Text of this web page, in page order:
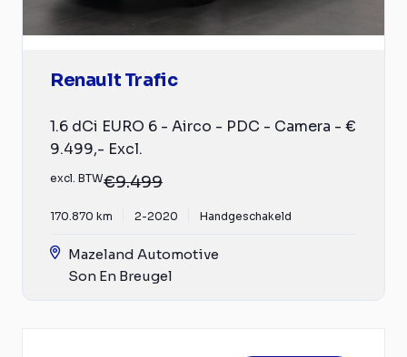
Renault Trafic
1.6 dCi EURO 6 - Airco - PDC - Camera - €
9.499,- Excl.
excl. BTW€9.499
170.870 km 2-2020 Handgeschakeld
Mazeland Automotive
Son En Breugel